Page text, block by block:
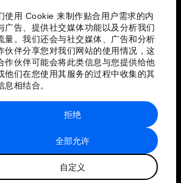
使用 Cookie 来制作贴合用户需求的内
广告、提供社交媒体功能以及分析我们
量。我们还会与社交媒体、广告和分析
伙伴分享您对我们网站的使用情况，这
作伙伴可能会将此类信息与您提供给他
他们在您使用其服务的过程中收集的其
息相结合。
全部允许
自定义
拒绝
站点地图
世界经济论坛